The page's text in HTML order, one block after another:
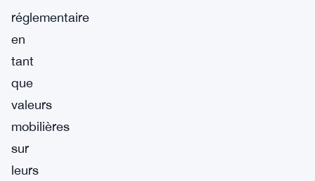
réglementaire
en
tant
que
valeurs
mobilières
sur
leurs